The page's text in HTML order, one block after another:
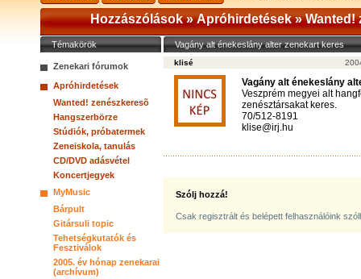
Hozzászólások »Apróhirdetések»Wanted!
Témakörök
Zenekari fórumok
Apróhirdetések
Wanted! zenészkeresõ
Hangszerbörze
Stúdiók, próbatermek
Zeneiskola, tanulás
CD/DVD adásvétel
Koncertjegyek
MyMusic
Bárpult
Gitársuli topic
Tehetségkutatók és
Fesztiválok
2005. év hónap zenekarai
(archívum)
Vagány alt énekeslány alter zenekart keres
klisé
Vagány alt énekeslány
Veszprém megyei alt
zenésztársakat keres.
70/512-8191
klise@irj.hu
Szólj hozzá!
Csak regisztrált és belépett felhasználóink